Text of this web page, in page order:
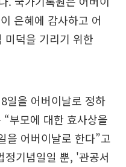
은혜에 감사하고 어
미덕을 기리기 위한
일을 어버이날로 정하
부모에 대한 효사상을
을 어버이날로 한다”고
정기념일일 뿐, '관공서